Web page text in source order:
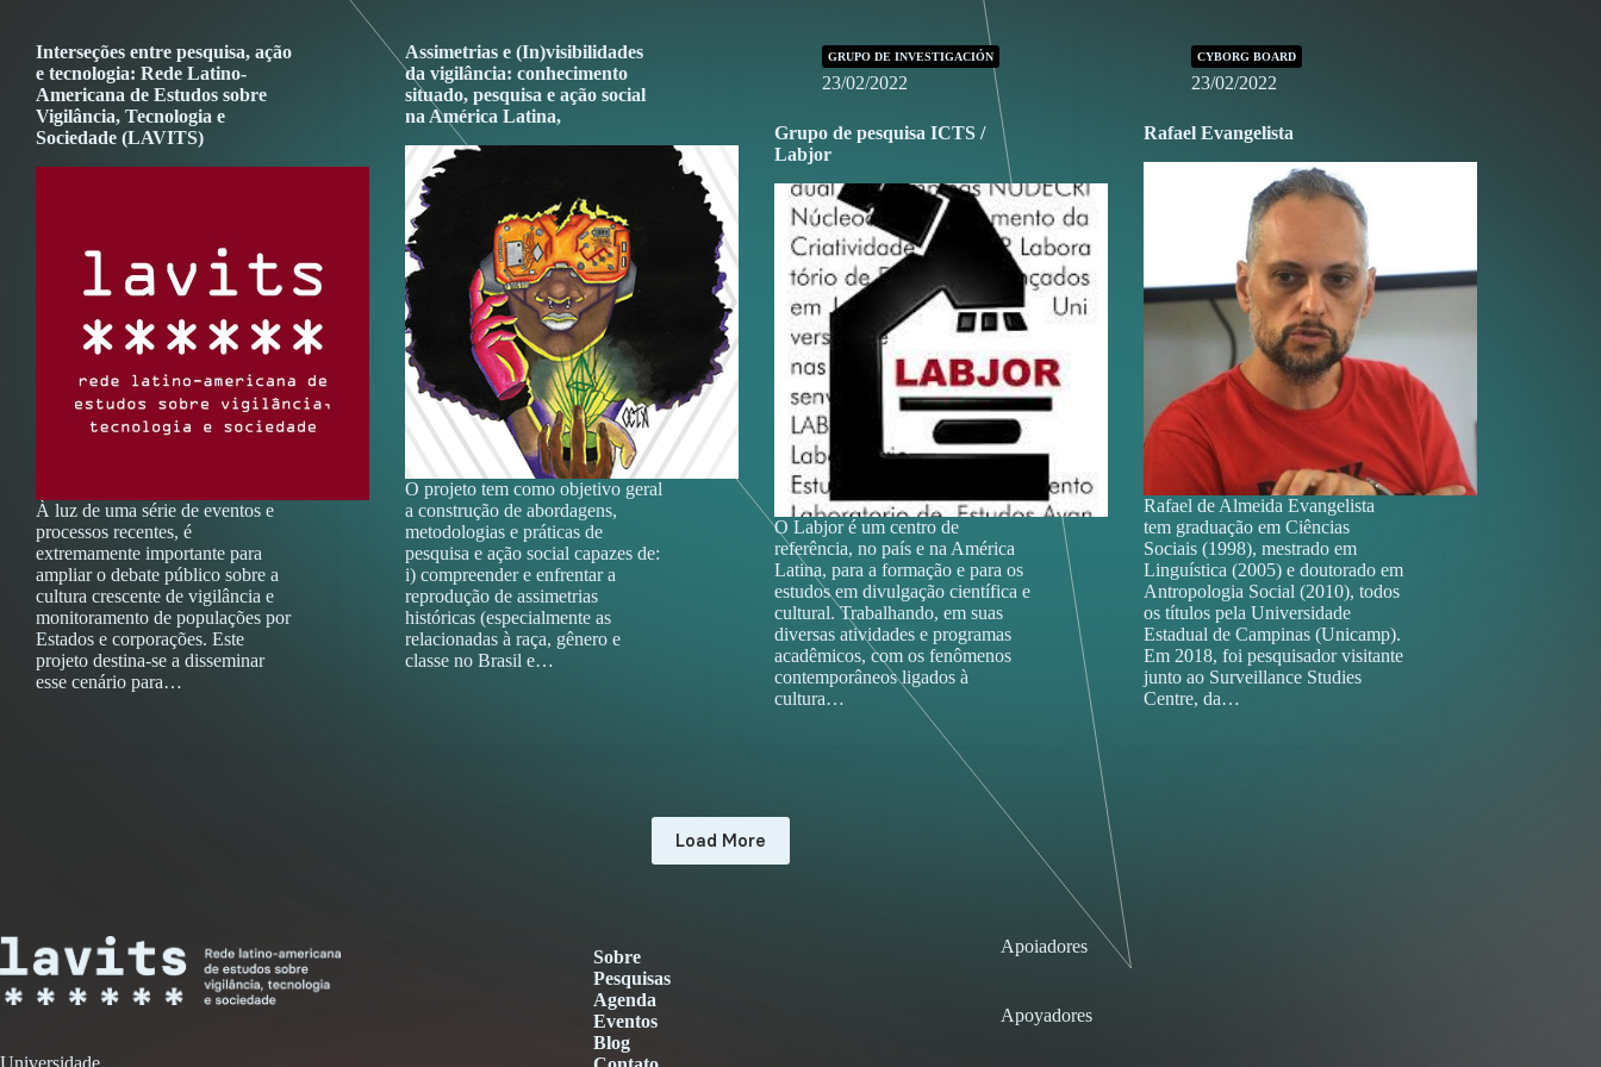
Interseções entre pesquisa, ação
e tecnologia: Rede Latino-
Americana de Estudos sobre
Vigilância, Tecnologia e
Sociedade (LAVITS)
À luz de uma série de eventos e
processos recentes, é
extremamente importante para
ampliar o debate público sobre a
cultura crescente de vigilância e
monitoramento de populações por
Estados e corporações. Este
projeto destina-se a disseminar
esse cenário para…
Assimetrias e (In)visibilidades
da vigilância: conhecimento
situado, pesquisa e ação social
na América Latina,
O projeto tem como objetivo geral
a construção de abordagens,
metodologias e práticas de
pesquisa e ação social capazes de:
i) compreender e enfrentar a
reprodução de assimetrias
históricas (especialmente as
relacionadas à raça, gênero e
classe no Brasil e…
GRUPO DE INVESTIGACIÓN
23/02/2022
Grupo de pesquisa ICTS /
Labjor
O Labjor é um centro de
referência, no país e na América
Latina, para a formação e para os
estudos em divulgação científica e
cultural. Trabalhando, em suas
diversas atividades e programas
acadêmicos, com os fenômenos
contemporâneos ligados à
cultura…
CYBORG BOARD
23/02/2022
Rafael Evangelista
Rafael de Almeida Evangelista
tem graduação em Ciências
Sociais (1998), mestrado em
Linguística (2005) e doutorado em
Antropologia Social (2010), todos
os títulos pela Universidade
Estadual de Campinas (Unicamp).
Em 2018, foi pesquisador visitante
junto ao Surveillance Studies
Centre, da…
Load More
Universidade
Sobre
Pesquisas
Agenda
Eventos
Blog
Apoiadores
Apoyadores